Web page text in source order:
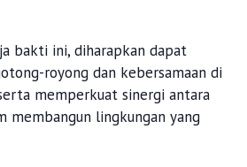
bakti ini, diharapkan dapat
royong dan kebersamaan di
memperkuat sinergi antara
membangun lingkungan yang